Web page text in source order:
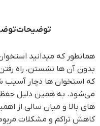
توضیحات
همانطور که میدانید
بدون آن ها نشستن، راه
که استخوان ها دچار آسیب
می‌شود. به همین دلیل
های بالا و میان سالی از
کاهش تراکم و مشکلات